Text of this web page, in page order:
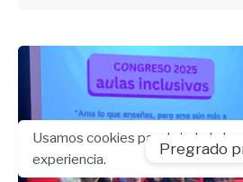
Usamos cookies para brindarle la
experiencia.
Pregrado